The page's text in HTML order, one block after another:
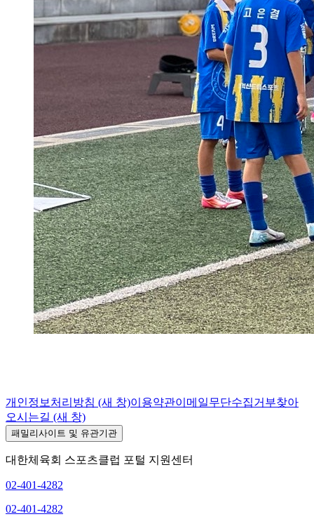
개인정보처리방침 (새 창)이용약관이메일무단수집거부찾아
오시는길 (새 창)
패밀리사이트 및 유관기관
대한체육회 스포츠클럽 포털 지원센터
02-401-4282
02-401-4282